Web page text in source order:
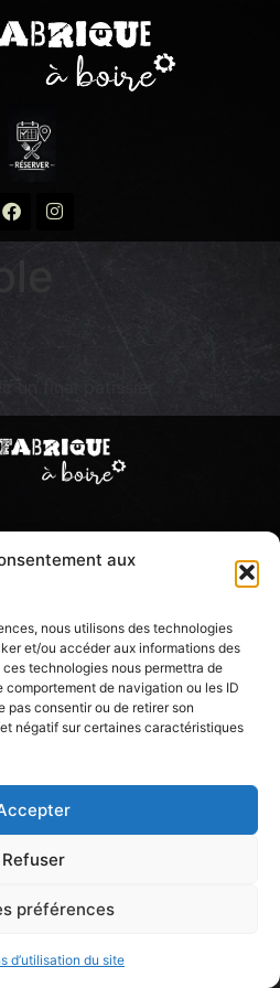
aux
nous utilisons des technologies
et/ou accéder aux informations des
technologies nous permettra de
de navigation ou les ID
pas consentir ou de retirer son
négatif sur certaines caractéristiques
Refuser
préférences
d’utilisation du site
un final patissier.
POUR LA SANTÉ – A CONSOMMER AVEC MODÉRATION
D’ADMISSION MÊME AVEC UNE RESERVATION
INDICATIF ET SOUMIS À MODIFICATION PAR LA DIRECTION
du site